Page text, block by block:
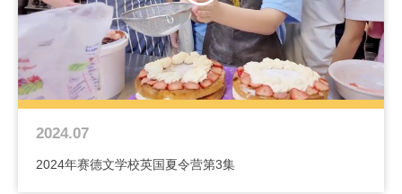
2024.07
2024年赛德文学校英国夏令营第3集